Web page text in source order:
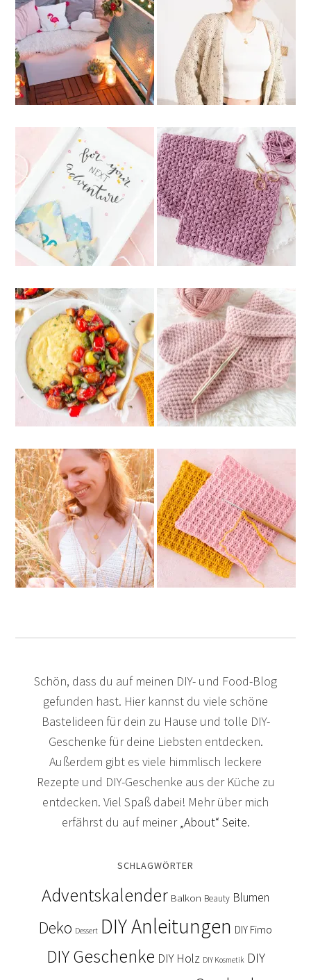
Schön, dass du auf meinen DIY- und Food-Blog
gefunden hast. Hier kannst du viele schöne
Bastelideen für dein zu Hause und tolle DIY-
Geschenke für deine Liebsten entdecken.
Außerdem gibt es viele himmlisch leckere
Rezepte und DIY-Geschenke aus der Küche zu
entdecken. Viel Spaß dabei! Mehr über mich
erfährst du auf meiner„About“ Seite.
SCHLAGWÖRTER
Adventskalender Balkon Beauty Blumen
Deko Dessert DIY Anleitungen DIY Fimo
DIY Geschenke DIY Holz DIY Kosmetik DIY